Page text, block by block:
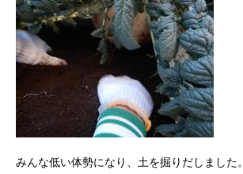
みんな低い体勢になり、土を掘りだしました。